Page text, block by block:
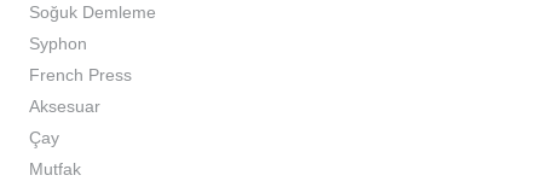
Soğuk Demleme
Syphon
French Press
Aksesuar
Çay
Mutfak